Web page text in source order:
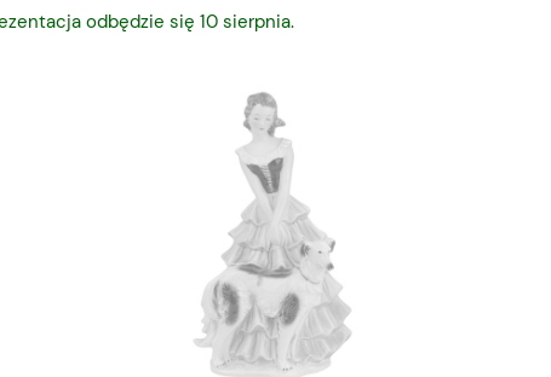
odbędzie się 10 sierpnia.